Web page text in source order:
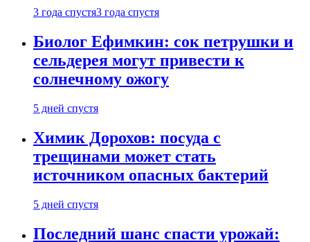
3 года спустя3 года спустя
Биолог Ефимкин: сок петрушки и
сельдерея могут привести к
солнечному ожогу
5 дней спустя
Химик Дорохов: посуда с
трещинами может стать
источником опасных бактерий
5 дней спустя
Последний шанс спасти урожай: